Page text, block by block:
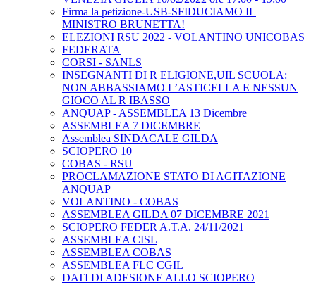
Firma la petizione-USB-SFIDUCIAMO IL
MINISTRO BRUNETTA!
ELEZIONI RSU 2022 - VOLANTINO UNICOBAS
FEDERATA
CORSI - SANLS
INSEGNANTI DI R ELIGIONE,UIL SCUOLA:
NON ABBASSIAMO L’ASTICELLA E NESSUN
GIOCO AL R IBASSO
ANQUAP - ASSEMBLEA 13 Dicembre
ASSEMBLEA 7 DICEMBRE
Assemblea SINDACALE GILDA
SCIOPERO 10
COBAS - RSU
PROCLAMAZIONE STATO DI AGITAZIONE
ANQUAP
VOLANTINO - COBAS
ASSEMBLEA GILDA 07 DICEMBRE 2021
SCIOPERO FEDER A.T.A. 24/11/2021
ASSEMBLEA CISL
ASSEMBLEA COBAS
ASSEMBLEA FLC CGIL
DATI DI ADESIONE ALLO SCIOPERO